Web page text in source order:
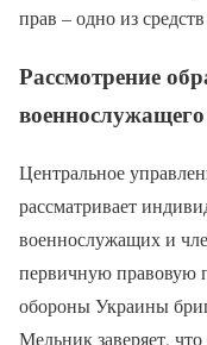
прав – одно из
Рассмотрение
военнослужащего
Центральное
рассматривает
военнослужащих и
первичную правовую
обороны Украины
Мельник заверяет,